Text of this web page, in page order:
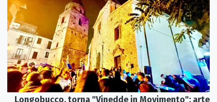
Longobucco, torna "Vinedde in Movimento": arte